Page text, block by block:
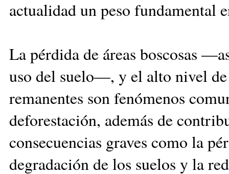
actualidad un peso fundamental
La pérdida de áreas boscosas
uso del suelo—, y el alto nivel
remanentes son fenómenos
deforestación, además de
consecuencias graves como la
degradación de los suelos y la